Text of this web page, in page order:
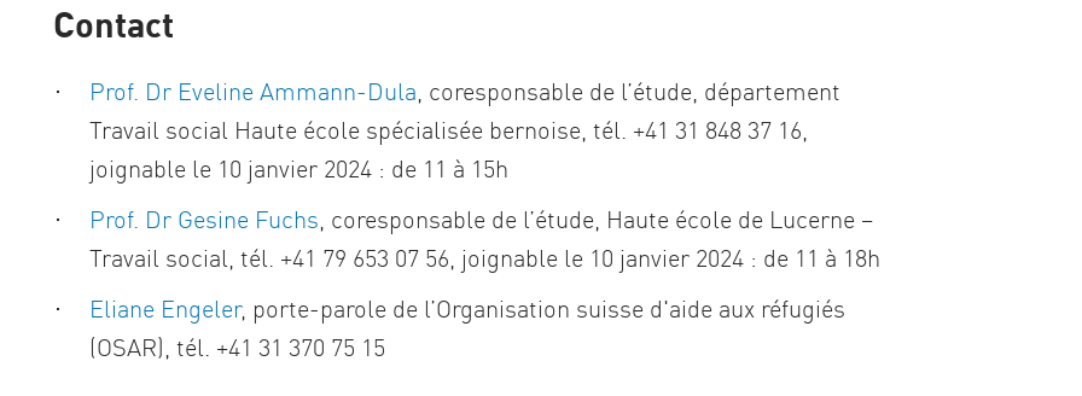
Contact
Prof. Dr Eveline Ammann-Dula, coresponsable de l’étude, département
Travail social Haute école spécialisée bernoise, tél. +41 31 848 37 16,
joignable le 10 janvier 2024 : de 11 à 15h
Prof. Dr Gesine Fuchs, coresponsable de l’étude, Haute école de Lucerne –
Travail social, tél. +41 79 653 07 56, joignable le 10 janvier 2024 : de 11 à 18h
Eliane Engeler, porte-parole de l’Organisation suisse d'aide aux réfugiés
(OSAR), tél. +41 31 370 75 15